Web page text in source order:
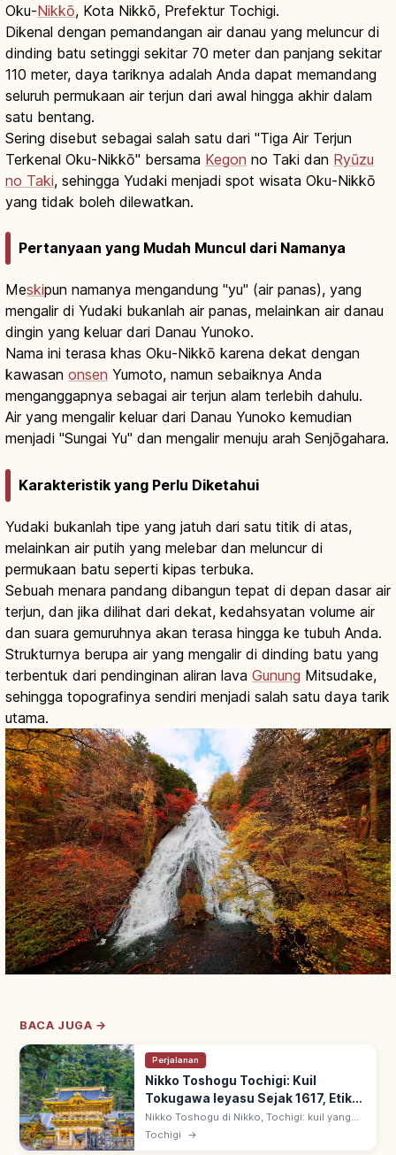
Oku-Nikkō, Kota Nikkō, Prefektur Tochigi.
Dikenal dengan pemandangan air danau yang meluncur di
dinding batu setinggi sekitar 70 meter dan panjang sekitar
110 meter, daya tariknya adalah Anda dapat memandang
seluruh permukaan air terjun dari awal hingga akhir dalam
satu bentang.
Sering disebut sebagai salah satu dari "Tiga Air Terjun
Terkenal Oku-Nikkō" bersama Kegon no Taki dan Ryūzu
no Taki, sehingga Yudaki menjadi spot wisata Oku-Nikkō
yang tidak boleh dilewatkan.
Pertanyaan yang Mudah Muncul dari Namanya
Meskipun namanya mengandung "yu" (air panas), yang
mengalir di Yudaki bukanlah air panas, melainkan air danau
dingin yang keluar dari Danau Yunoko.
Nama ini terasa khas Oku-Nikkō karena dekat dengan
kawasan onsen Yumoto, namun sebaiknya Anda
menganggapnya sebagai air terjun alam terlebih dahulu.
Air yang mengalir keluar dari Danau Yunoko kemudian
menjadi "Sungai Yu" dan mengalir menuju arah Senjōgahara.
Karakteristik yang Perlu Diketahui
Yudaki bukanlah tipe yang jatuh dari satu titik di atas,
melainkan air putih yang melebar dan meluncur di
permukaan batu seperti kipas terbuka.
Sebuah menara pandang dibangun tepat di depan dasar air
terjun, dan jika dilihat dari dekat, kedahsyatan volume air
dan suara gemuruhnya akan terasa hingga ke tubuh Anda.
Strukturnya berupa air yang mengalir di dinding batu yang
terbentuk dari pendinginan aliran lava Gunung Mitsudake,
sehingga topografinya sendiri menjadi salah satu daya tarik
utama.
BACA JUGA →
Perjalanan
Nikko Toshogu Tochigi: Kuil
Tokugawa Ieyasu Sejak 1617, Etika
& Rute
Nikko Toshogu di Nikko, Tochigi: kuil yang
memuja Tokugawa Ieyasu sebagai Tosho
Daigongen sejak 1617. Direnovasi besar oleh
Tochigi →